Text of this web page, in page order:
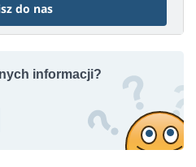
do nas
informacji?